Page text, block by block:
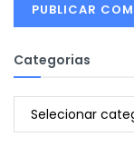
Categorias
Categorias